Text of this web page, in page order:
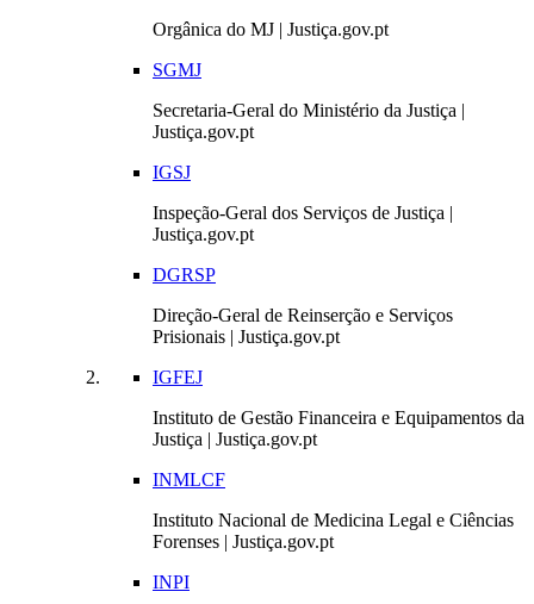
Orgânica do MJ | Justiça.gov.pt
SGMJ
Secretaria-Geral do Ministério da Justiça |
Justiça.gov.pt
IGSJ
Inspeção-Geral dos Serviços de Justiça |
Justiça.gov.pt
DGRSP
Direção-Geral de Reinserção e Serviços
Prisionais | Justiça.gov.pt
IGFEJ
Instituto de Gestão Financeira e Equipamentos da
Justiça | Justiça.gov.pt
INMLCF
Instituto Nacional de Medicina Legal e Ciências
Forenses | Justiça.gov.pt
INPI